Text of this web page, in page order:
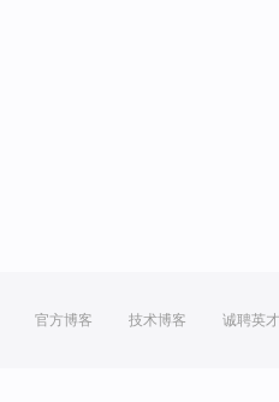
官方博客 技术博客 诚聘英才